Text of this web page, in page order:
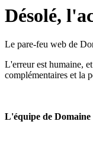
Désolé,
Le pare-feu web de
L'erreur est humaine,
complémentaires et la
L'équipe de